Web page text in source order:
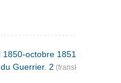
octobre 1851) : Poèmes
Guerrier. 2 (fransk)